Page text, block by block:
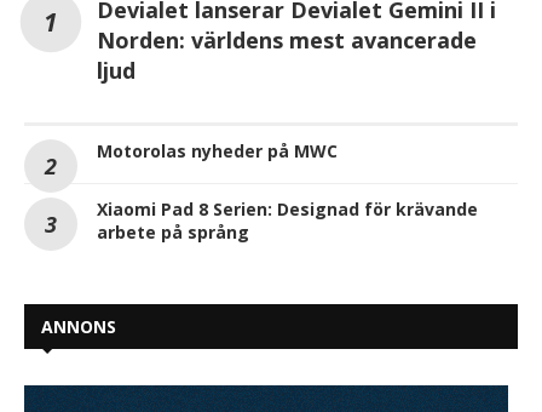
Devialet lanserar Devialet Gemini II i
Norden: världens mest avancerade
ljud
Motorolas nyheder på MWC
Xiaomi Pad 8 Serien: Designad för krävande
arbete på språng
ANNONS